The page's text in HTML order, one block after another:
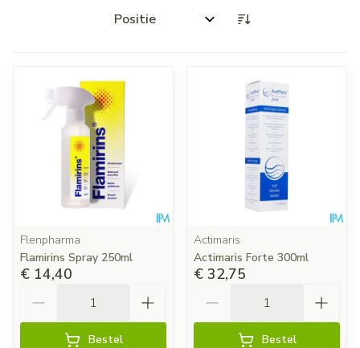
Sorteer op:
Flenpharma
Flamirins Spray 250ml
€ 14,40
Bestel
Actimaris
Actimaris Forte 300ml
€ 32,75
Bestel